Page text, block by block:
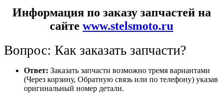
Информация по заказу запчастей на
сайте www.stelsmoto.ru
Вопрос: Как заказать запчасти?
Ответ: Заказать запчасти возможно тремя вариантами
(Через корзину, Обратную связь или по телефону) указав
оригинальный номер детали.